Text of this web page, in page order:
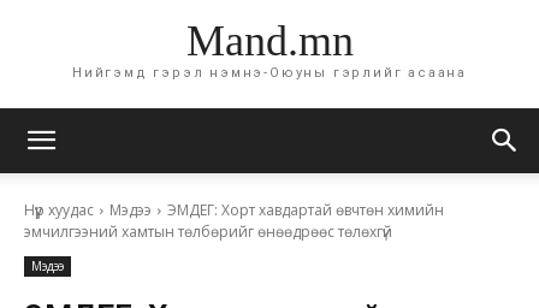
Mand.mn
Нийгэмд гэрэл нэмнэ-Оюуны гэрлийг асаана
Нүүр хуудас Мэдээ
ЭМДЕГ: Хорт хавдартай өвчтөн химийн
эмчилгээний хамтын төлбөрийг өнөөдрөөс төлөхгүй
Мэдээ